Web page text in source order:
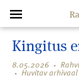
Kingitus
8.05.2026
Huvitav arhivaal